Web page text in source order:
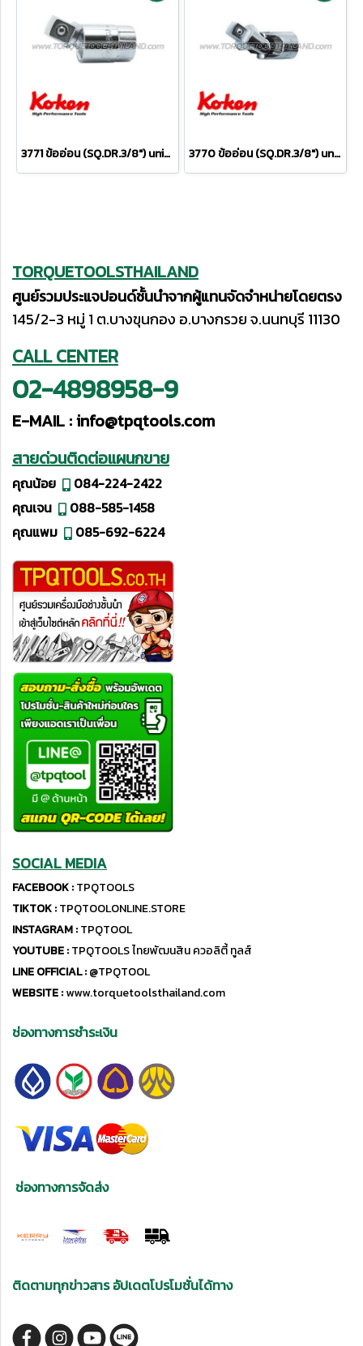
3771 ข้ออ่อน (SQ.DR.3/8") universal Joint 3770 ข้ออ่อน (SQ.DR.3/8") universal Joint
TORQUETOOLSTHAILAND
ศูนย์รวมประแจปอนด์ชั้นนำจากผู้แทนจัดจำหน่ายโดยตรง
145/2-3 หมู่ 1 ต.บางขุนกอง อ.บางกรวย จ.นนทบุรี 11130
CALL CENTER
02-4898958-9
E-MAIL :info@tpqtools.com
สายด่วนติดต่อแผนกขาย
คุณน้อย
084-224-2422
คุณเจน
088-585-1458
คุณแพม
085-692-6224
SOCIAL MEDIA
FACEBOOK :TPQTOOLS
TIKTOK :TPQTOOLONLINE.STORE
INSTAGRAM :TPQTOOL
YOUTUBE :TPQTOOLS ไทยพัฒนสิน ควอลิตี้ ทูลส์
LINE OFFICIAL :@TPQTOOL
WEBSITE :www.torquetoolsthailand.com
ช่องทางการชำระเงิน
ช่องทางการจัดส่ง
ติดตามทุกข่าวสาร อัปเดตโปรโมชั่นได้ทาง